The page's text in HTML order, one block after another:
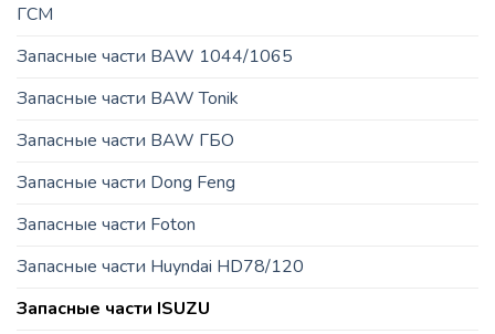
ГСМ
Запасные части BAW 1044/1065
Запасные части BAW Tonik
Запасные части BAW ГБО
Запасные части Dong Feng
Запасные части Foton
Запасные части Huyndai HD78/120
Запасные части ISUZU